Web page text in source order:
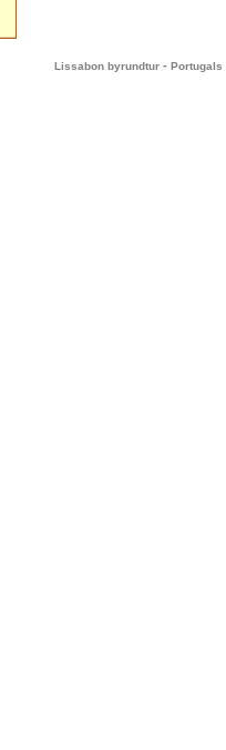
Lissabon byrundtur - Portugals